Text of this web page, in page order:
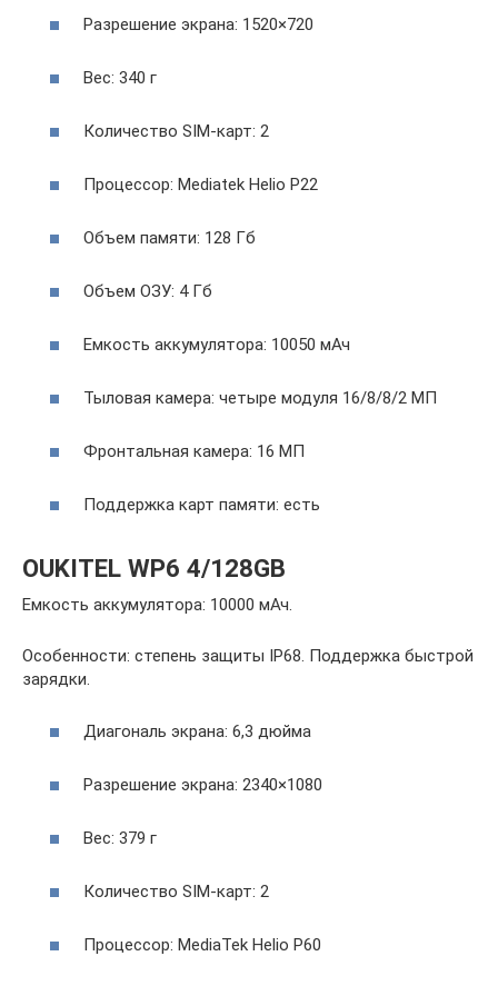
Разрешение экрана: 1520×720
Вес: 340 г
Количество SIM-карт: 2
Процессор: Mediatek Helio P22
Объем памяти: 128 Гб
Объем ОЗУ: 4 Гб
Емкость аккумулятора: 10050 мАч
Тыловая камера: четыре модуля 16/8/8/2 МП
Фронтальная камера: 16 МП
Поддержка карт памяти: есть
OUKITEL WP6 4/128GB
Емкость аккумулятора: 10000 мАч.
Особенности: степень защиты IP68. Поддержка быстрой
зарядки.
Диагональ экрана: 6,3 дюйма
Разрешение экрана: 2340×1080
Вес: 379 г
Количество SIM-карт: 2
Процессор: MediaTek Helio P60